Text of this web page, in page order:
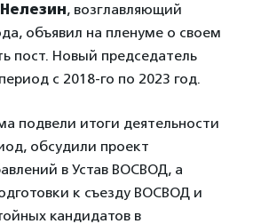
, возглавляющий
объявил на пленуме о своем
пост. Новый председатель
с 2018-го по 2023 год.
подвели итоги деятельности
обсудили проект
в Устав ВОСВОД, а
к съезду ВОСВОД и
кандидатов в